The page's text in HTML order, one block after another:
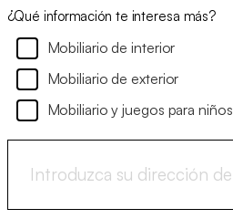
¿Qué información te interesa más?
Mobiliario de interior
Mobiliario de exterior
Mobiliario y juegos para niños